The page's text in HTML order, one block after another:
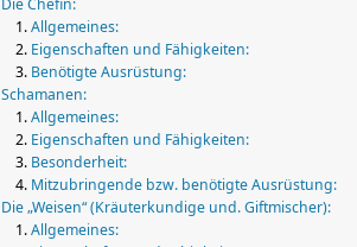
Die Chefin:
Allgemeines:
Eigenschaften und Fähigkeiten:
Benötigte Ausrüstung:
Schamanen:
Allgemeines:
Eigenschaften und Fähigkeiten:
Besonderheit:
Mitzubringende bzw. benötigte Ausrüstung:
Die „Weisen“ (Kräuterkundige und. Giftmischer):
Allgemeines: